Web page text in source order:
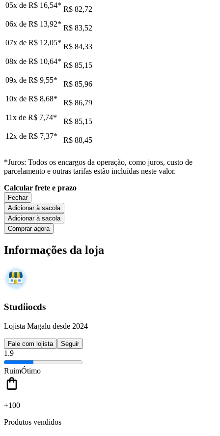
05x de R$ 16,54* R$ 82,72
06x de R$ 13,92* R$ 83,52
07x de R$ 12,05* R$ 84,33
08x de R$ 10,64* R$ 85,15
09x de R$ 9,55*
R$ 85,96
10x de R$ 8,68*
R$ 86,79
11x de R$ 7,74*
R$ 85,15
12x de R$ 7,37* R$ 88,45
*Juros: Todos os encargos da operação, como juros, custo de
parcelamento e outras tarifas estão incluídas neste valor.
Calcular frete e prazo
Fechar
Adicionar à sacola
Adicionar à sacola
Comprar agora
Informações da loja
Studiiocds
Lojista Magalu desde 2024
Fale com lojista Seguir
1.9
RuimÓtimo
+100
Produtos vendidos